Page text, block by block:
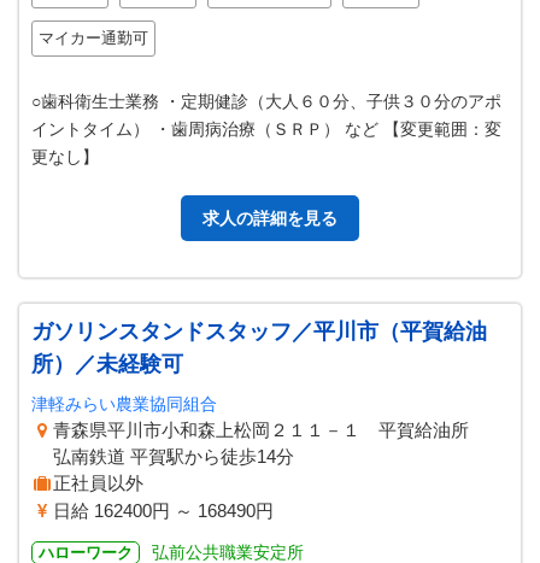
マイカー通勤可
○歯科衛生士業務 ・定期健診（大人６０分、子供３０分のアポ
イントタイム） ・歯周病治療（ＳＲＰ） など 【変更範囲：変
更なし】
求人の詳細を見る
ガソリンスタンドスタッフ／平川市（平賀給油
所）／未経験可
津軽みらい農業協同組合
青森県平川市小和森上松岡２１１－１ 平賀給油所
弘南鉄道 平賀駅から徒歩14分
正社員以外
日給 162400円 ～ 168490円
ハローワーク 弘前公共職業安定所